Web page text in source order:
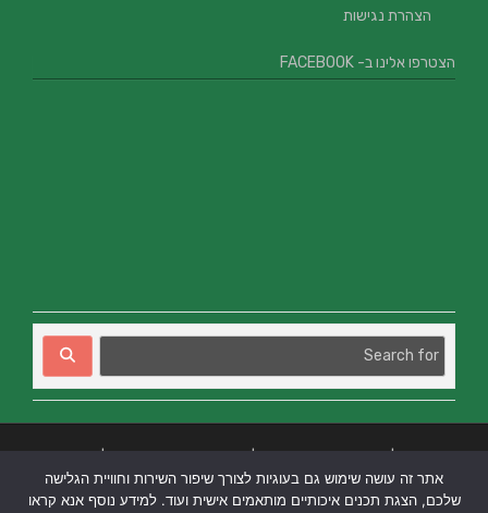
הצהרת נגישות
הצטרפו אלינו ב- FACEBOOK
בבאר שבע |
אתר זה עושה שימוש גם בעוגיות לצורך שיפור השירות וחוויית הגלישה
שלכם, הצגת תכנים איכותיים מותאמים אישית ועוד. למידע נוסף אנא קראו